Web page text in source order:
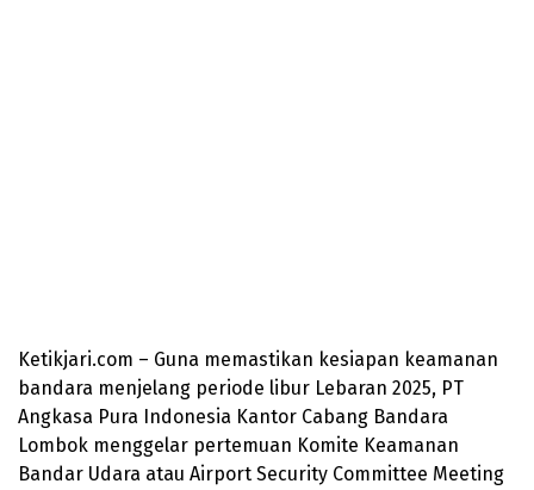
Ketikjari.com – Guna memastikan kesiapan keamanan
bandara menjelang periode libur Lebaran 2025, PT
Angkasa Pura Indonesia Kantor Cabang Bandara
Lombok menggelar pertemuan Komite Keamanan
Bandar Udara atau Airport Security Committee Meeting